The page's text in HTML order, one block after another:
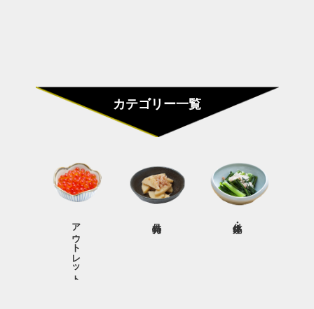
カテゴリー一覧
アウトレット商品